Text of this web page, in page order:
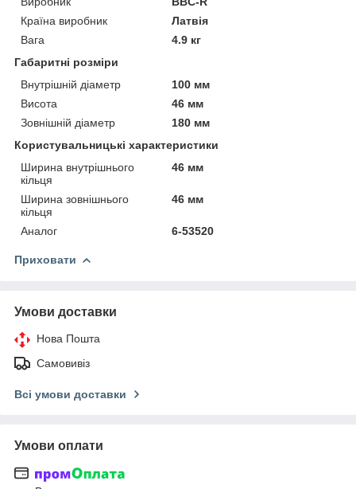
Країна виробник
Латвія
Вага
4.9 кг
Габаритні розміри
Внутрішній діаметр
100 мм
Висота
46 мм
Зовнішній діаметр
180 мм
Користувальницькі характеристики
Ширина внутрішнього
кільця
46 мм
Ширина зовнішнього
кільця
46 мм
Аналог 6-53520
Приховати
Умови доставки
Нова Пошта
Самовивіз
Всі умови доставки
Умови оплати